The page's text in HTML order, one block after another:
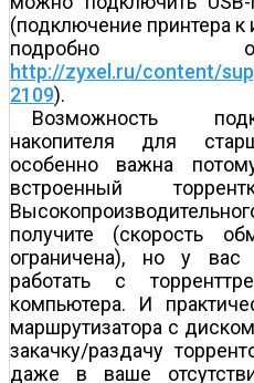
(подключение принтера к
подробно
http://zyxel.ru/content/
2109).
Возможность
накопителя для
особенно важна
встроенный
получите (скорость
ограничена), но у вас
работать с
компьютера. И
маршрутизатора с
закачку/раздачу
даже в ваше